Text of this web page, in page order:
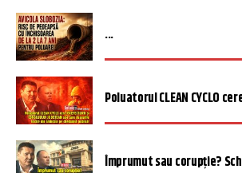
...
Poluatorul CLEAN CYCLO
Împrumut sau corupție?